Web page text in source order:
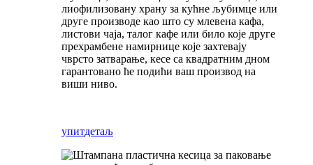
лиофилизовану храну за кућне љубимце или
друге производе као што су млевена кафа,
листови чаја, талог кафе или било које друге
прехрамбене намирнице које захтевају
чврсто затварање, кесе са квадратним дном
гарантовано ће подићи ваш производ на
виши ниво.
упитдетаљ